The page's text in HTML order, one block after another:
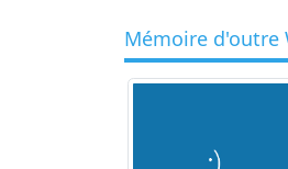
Mémoire d'outre